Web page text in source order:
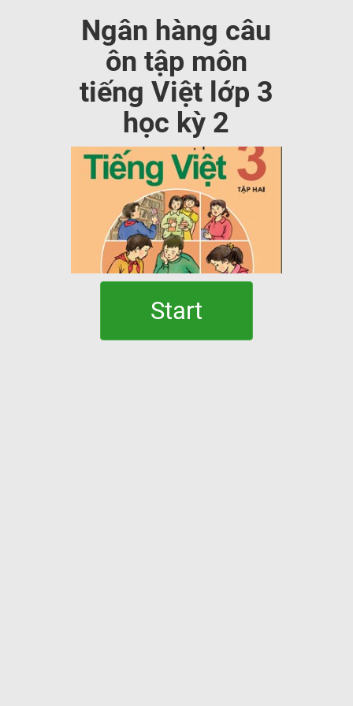
Ngân hàng câu
ôn tập môn
tiếng Việt lớp 3
học kỳ 2
Start